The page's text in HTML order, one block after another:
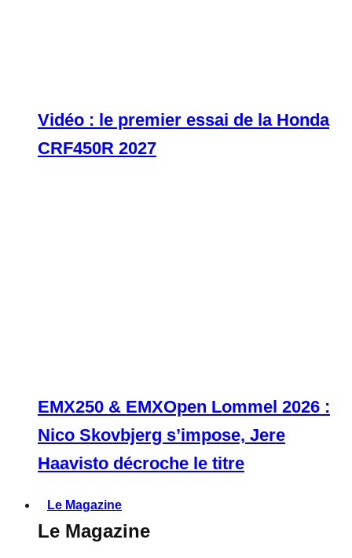
Vidéo : le premier essai de la Honda
CRF450R 2027
EMX250 & EMXOpen Lommel 2026 :
Nico Skovbjerg s’impose, Jere
Haavisto décroche le titre
Le Magazine
Le Magazine